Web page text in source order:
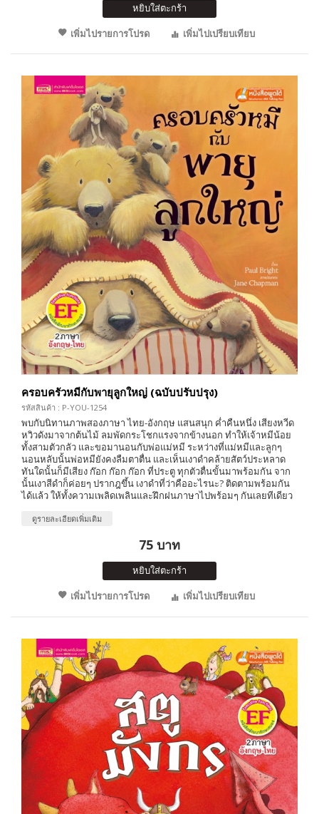
หยิบใส่ตะกร้า
เพิ่มไปรายการโปรด
เพิ่มไปเปรียบเทียบ
ครอบครัวหมีกับพายุลูกใหญ่ (ฉบับปรับปรุง)
รหัสสินค้า : P-YOU-1254
พบกับนิทานภาพสองภาษา ไทย-อังกฤษ แสนสนุก ค่ำคืนหนึ่ง เสียงหวีด
หวิวดังมาจากต้นไม้ ลมพัดกระโชกแรงจากข้างนอก ทำให้เจ้าหมีน้อย
ทั้งสามตัวกลัว และขอมานอนกับพ่อแม่หมี ระหว่างที่แม่หมีและลูกๆ
นอนหลับนั้นพ่อหมียังคงลืมตาตื่น และเห็นเงาดำคล้ายสัตว์ประหลาด
ทันใดนั้นก็มีเสียง ก๊อก ก๊อก ก๊อก ที่ประตู ทุกตัวตื่นขั้นมาพร้อมกัน จาก
นั้นเงาสีดำก็ค่อยๆ ปรากฎขึ้น เงาดำที่ว่าคืออะไรนะ? ติดตามพร้อมกัน
ได้แล้ว ให้ทั้งความเพลิดเพลินและฝึกฝนภาษาไปพร้อมๆ กันเลยทีเดียว
ดูรายละเอียดเพิ่มเติม
75 บาท
หยิบใส่ตะกร้า
เพิ่มไปรายการโปรด
เพิ่มไปเปรียบเทียบ